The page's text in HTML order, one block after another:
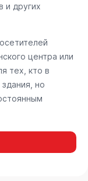
и других
центра или
тех, кто в
но